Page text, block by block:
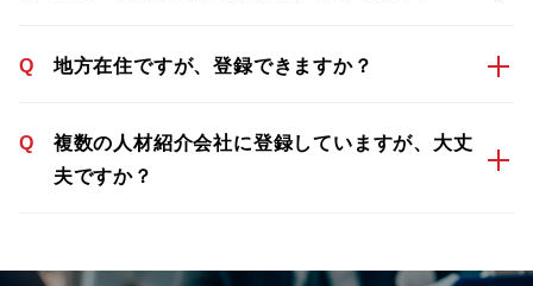
Q 地方在住ですが、登録できますか？
Q
複数の人材紹介会社に登録していますが、大丈
夫ですか？